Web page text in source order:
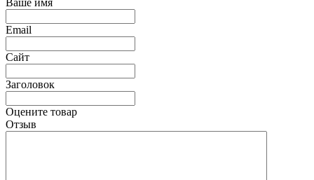
Email
Сайт
Заголовок
Оцените товар
Отзыв